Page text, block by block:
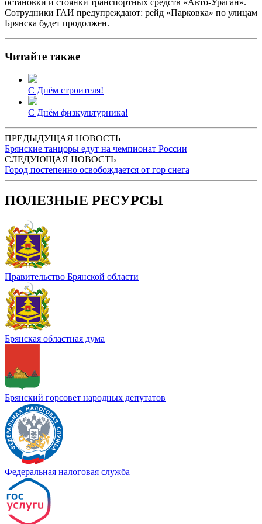
Сотрудники ГАИ предупреждают: рейд «Парковка» по улицам
Брянска будет продолжен.
Читайте также
С Днём строителя!
С Днём физкультурника!
ПРЕДЫДУЩАЯ НОВОСТЬ
Брянские танцоры едут на чемпионат России
СЛЕДУЮЩАЯ НОВОСТЬ
Город постепенно освобождается от гор снега
ПОЛЕЗНЫЕ РЕСУРСЫ
Правительство Брянской области
Брянская областная дума
Брянский горсовет народных депутатов
Федеральная налоговая служба